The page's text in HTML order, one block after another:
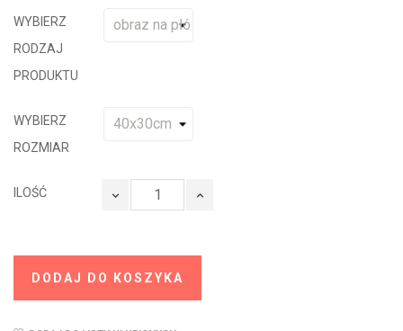
WYBIERZ
RODZAJ
PRODUKTU
WYBIERZ
ROZMIAR
ILOŚĆ
DODAJ DO KOSZYKA